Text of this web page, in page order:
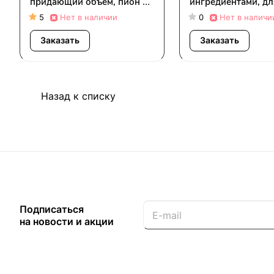
цветок апельсина, 490 мл
(16,5 жидк. унции)
5 Нет в наличии
Заказать
очищения кожи
лайм и листовая
490 мл (16,5 жидк.
0 Нет в
Заказать
Назад к списку
Подписаться
на новости и акции